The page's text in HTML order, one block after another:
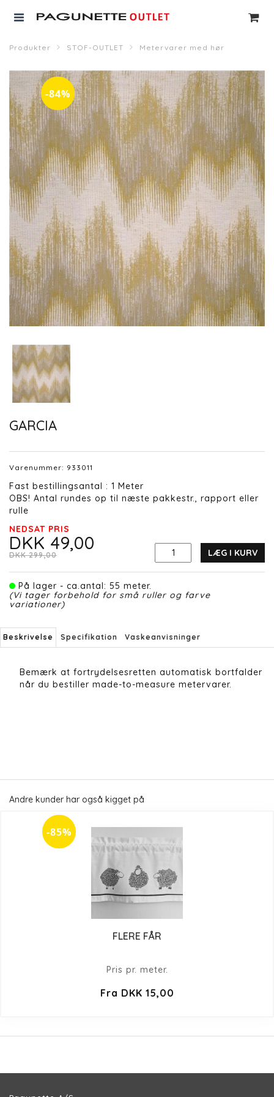
Produkter STOF-OUTLET Metervarer med hør
-84%
GARCIA
Varenummer: 933011
Fast bestillingsantal : 1 Meter
OBS! Antal rundes op til næste pakkestr., rapport eller
rulle
NEDSAT PRIS
DKK 49,00
DKK 299,00 LÆG I KURV
På lager - ca.antal: 55 meter.
(Vi tager forbehold for små ruller og farve
variationer)
Beskrivelse Specifikation Vaskeanvisninger
Bemærk at fortrydelsesretten automatisk bortfalder
når du bestiller made-to-measure metervarer.
Andre kunder har også kigget på
-85%
FLERE FÅR
Pris pr. meter.
Fra DKK 15,00